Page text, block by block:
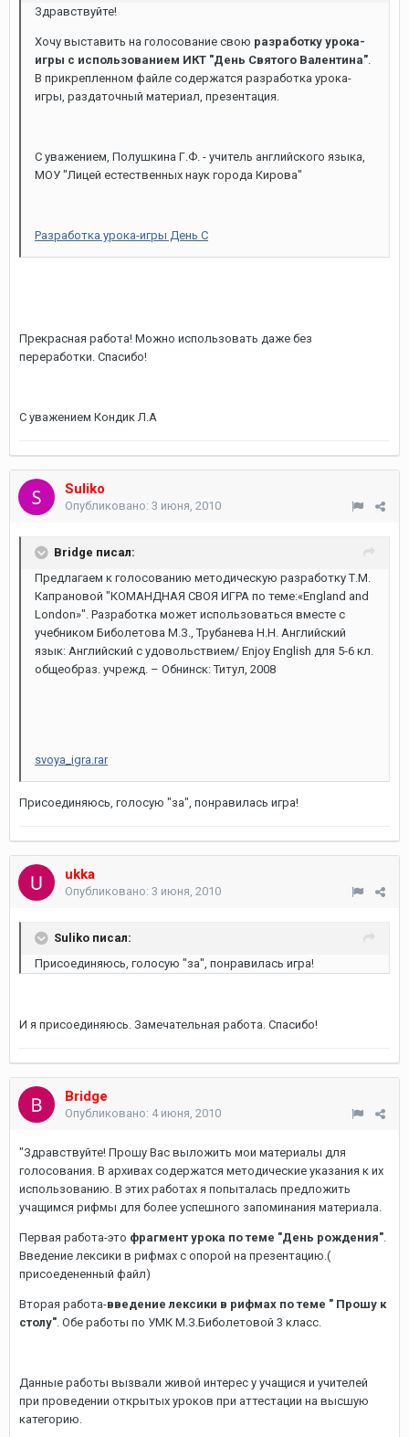
Здравствуйте!
Хочу выставить на голосование свою разработку урока-
игры с использованием ИКТ "День Святого Валентина".
В прикрепленном файле содержатся разработка урока-
игры, раздаточный материал, презентация.
С уважением, Полушкина Г.Ф. - учитель английского языка,
МОУ "Лицей естественных наук города Кирова"
Разработка урока-игры День С
Прекрасная работа! Можно использовать даже без
переработки. Спасибо!
С уважением Кондик Л.А
Suliko
Опубликовано: 3 июня, 2010
Bridge писал:
Предлагаем к голосованию методическую разработку Т.М.
Капрановой "КОМАНДНАЯ СВОЯ ИГРА по теме:«England and
London»". Разработка может использоваться вместе с
учебником Биболетова М.З., Трубанева Н.Н. Английский
язык: Английский с удовольствием/ Enjoy English для 5-6 кл.
общеобраз. учрежд. – Обнинск: Титул, 2008
svoya_igra.rar
Присоединяюсь, голосую "за", понравилась игра!
ukka
Опубликовано: 3 июня, 2010
Suliko писал:
Присоединяюсь, голосую "за", понравилась игра!
И я присоединяюсь. Замечательная работа. Спасибо!
Bridge
Опубликовано: 4 июня, 2010
"Здравствуйте! Прошу Вас выложить мои материалы для
голосования. В архивах содержатся методические указания к их
использованию. В этих работах я попыталась предложить
учащимся рифмы для более успешного запоминания материала.
Первая работа-это фрагмент урока по теме "День рождения".
Введение лексики в рифмах с опорой на презентацию.(
присоедененный файл)
Вторая работа-введение лексики в рифмах по теме " Прошу к
столу". Обе работы по УМК М.З.Биболетовой 3 класс.
Данные работы вызвали живой интерес у учащися и учителей
при проведении открытых уроков при аттестации на высшую
категорию.